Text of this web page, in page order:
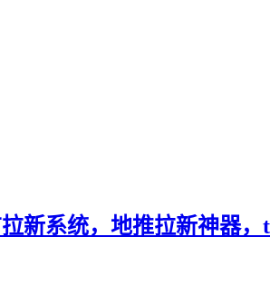
新系统，地推拉新神器